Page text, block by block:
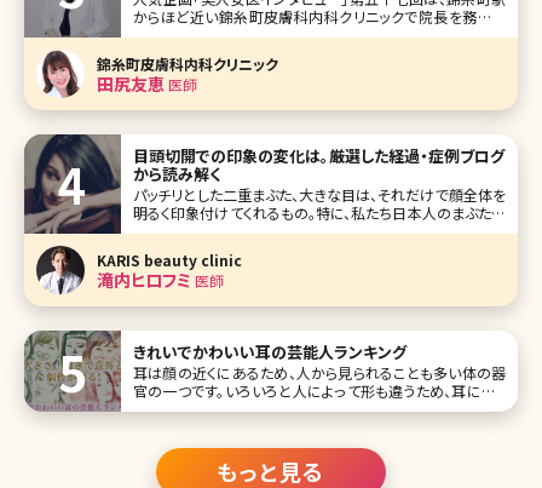
からほど近い錦糸町皮膚科内科クリニックで院長を務める
田尻友恵（たじりともえ）先生です。 ひとつの領域ではなく診
療の入口を広く設けて、トータルケアで患者さんの悩みに沿
った診療をすることを理想とし開業されたとのこと。 保険診
療の皮膚科、内科、
錦糸町皮膚科内科クリニック
田尻友恵 医師
目頭切開での印象の変化は。厳選した経過・症例ブログ
から読み解く
パッチリとした二重まぶた、大きな目は、それだけで顔全体を
明るく印象付けてくれるもの。特に、私たち日本人のまぶたは
脂肪が厚く、腫れぼったく見えてしまいがちですね。二重まぶ
クリニックなどの医療機関で受けることのできる目頭切開法
にスポットを当ててお
KARIS beauty clinic
滝内ヒロフミ 医師
きれいでかわいい耳の芸能人ランキング
耳は顔の近くにあるため、人から見られることも多い体の器
官の一つです。いろいろと人によって形も違うため、耳によっ
て顔全体に与える印象も違ってくるという、実は大事なパー
耳などを持つ芸能人をランキングでご紹介です! 第1位 剛力
彩芽
もっと見る